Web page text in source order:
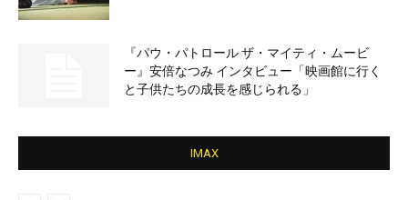
『パウ・パトロール ザ・マイティ・ムービ
ー』安倍なつみ インタビュー「映画館に行く
と子供たちの成長を感じられる」
IMAX